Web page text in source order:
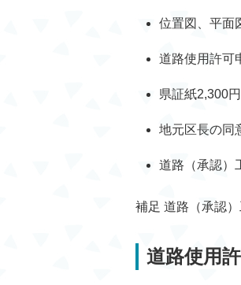
位置図、平面
道路使用許可
県証紙2,300円
地元区長の同
道路（承認）
補足 道路（承認
道路使用